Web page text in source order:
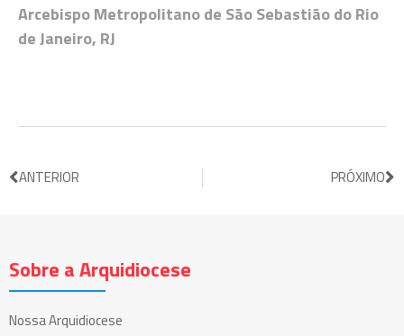
Arcebispo Metropolitano de São Sebastião do Rio
de Janeiro, RJ
ANTERIOR PRÓXIMO
Sobre a Arquidiocese
Nossa Arquidiocese